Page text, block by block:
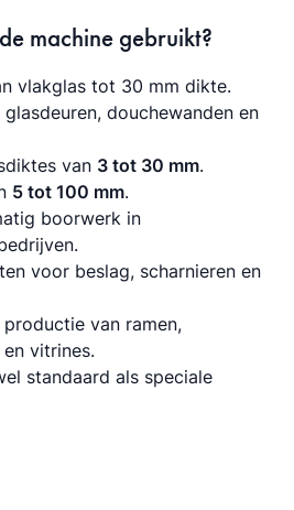
machine gebruikt?
vlakglas tot 30 mm dikte.
douchewanden en
van 3 tot 30 mm.
5 tot 100 mm.
boorwerk in
voor beslag, scharnieren en
van ramen,
vitrines.
standaard als speciale